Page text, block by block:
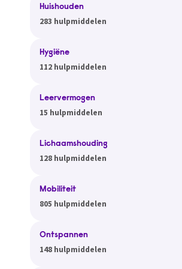
Huishouden
283 hulpmiddelen
Hygiëne
112 hulpmiddelen
Leervermogen
15 hulpmiddelen
Lichaamshouding
128 hulpmiddelen
Mobiliteit
805 hulpmiddelen
Ontspannen
148 hulpmiddelen